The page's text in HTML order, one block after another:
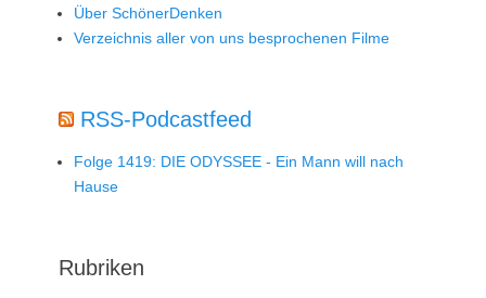
Über SchönerDenken
Verzeichnis aller von uns besprochenen Filme
RSS-Podcastfeed
Folge 1419: DIE ODYSSEE - Ein Mann will nach
Hause
Rubriken